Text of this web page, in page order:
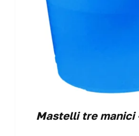
Mastelli tre manici